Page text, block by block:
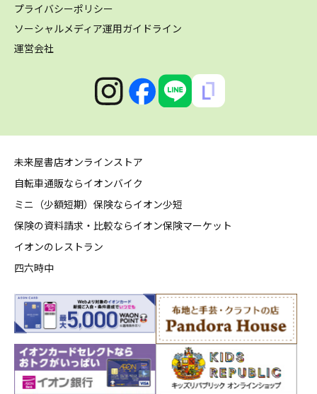
プライバシーポリシー
ソーシャルメディア運用ガイドライン
運営会社
未来屋書店オンラインストア
自転車通販ならイオンバイク
ミニ（少額短期）保険ならイオン少短
保険の資料請求・比較ならイオン保険マーケット
イオンのレストラン
四六時中